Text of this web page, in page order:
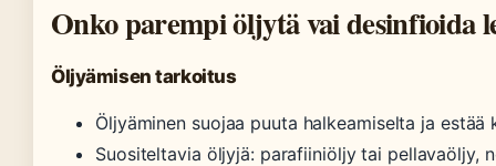
Onko parempi öljytä vai desinfioida
Öljyämisen tarkoitus
Öljyäminen suojaa puuta halkeamiselta ja
Suositeltavia öljyjä: parafiiniöljy tai pellavaöljy,